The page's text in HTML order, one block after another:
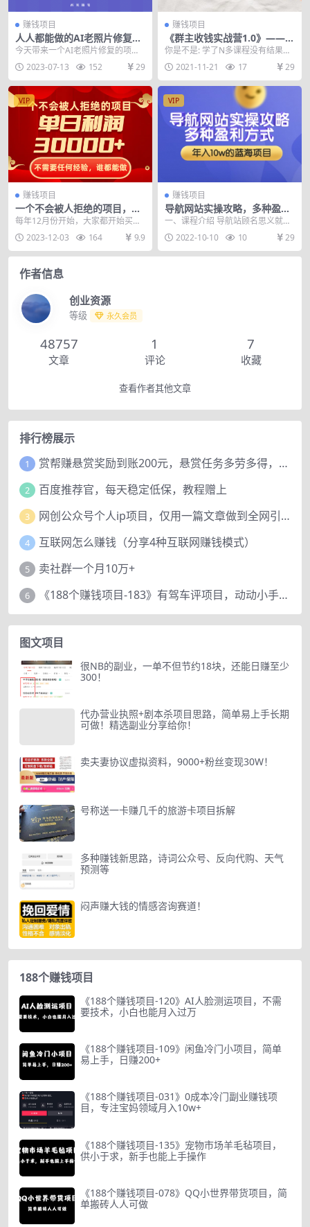
赚钱项目
人人都能做的AI老照片修复项
目，0成本0基础即可轻松上
手，祝你快速变现！
今天带来一个AI老照片修复的项
目，适合抖音，快手，B站，小红书
各大平台同时操作。...
2023-07-13 152 29
赚钱项目
《群主收钱实战营1.0》——简
单粗暴，直入主题，直接收钱
才是硬道理
你是不是: 学了N多课程没有结果，
做了N多项目不赚钱， 代理了N多
产品卖不动 ...
2021-11-21 17 29
VIP
赚钱项目
一个不会被人拒绝的项目，不
需要任何经验，谁都能做，单
每年12月份开始，大家都开始买明
年的日历或者财神贴画 这个时候，
街道两侧的商铺对...
2023-12-03 164 9.9
VIP
赚钱项目
导航网站实操攻略，多种盈利
方式，年入10w的蓝海项目
一、课程介绍 导航站顾名思义就是
收集各类网站，并将他们整合起
来，方便用户寻找，最...
2022-10-10 10 29
作者信息
创业资源
等级 永久会员
48757
文章
1
评论
7
收藏
查看作者其他文章
排行榜展示
1 赏帮赚悬赏奖励到账200元，悬赏任务多劳多得，人人可做。
2 百度推荐官，每天稳定低保，教程赠上
3 网创公众号个人ip项目，仅用一篇文章做到全网引流！
4 互联网怎么赚钱（分享4种互联网赚钱模式）
5 卖社群一个月10万+
6 《188个赚钱项目-183》有驾车评项目，动动小手，复制粘贴赚44元！
图文项目
很NB的副业，一单不但节约18块，还能日赚至少
300！
代办营业执照+剧本杀项目思路，简单易上手长期
可做！精选副业分享给你！
卖夫妻协议虚拟资料，9000+粉丝变现30W！
号称送一卡赚几千的旅游卡项目拆解
多种赚钱新思路，诗词公众号、反向代购、天气
预测等
闷声赚大钱的情感咨询赛道！
188个赚钱项目
《188个赚钱项目-120》AI人脸测运项目，不需
要技术，小白也能月入过万
《188个赚钱项目-109》闲鱼冷门小项目，简单
易上手，日赚200+
《188个赚钱项目-031》0成本冷门副业赚钱项
目，专注宝妈领域月入10w+
《188个赚钱项目-135》宠物市场羊毛毡项目，
供小于求，新手也能上手操作
《188个赚钱项目-078》QQ小世界带货项目，简
单搬砖人人可做